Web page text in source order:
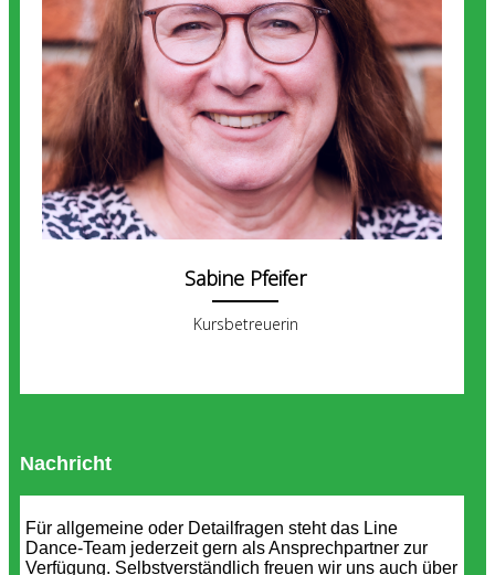
Sabine Pfeifer
Kursbetreuerin
Nachricht
Für allgemeine oder Detailfragen steht das Line
Dance-Team jederzeit gern als Ansprechpartner zur
Verfügung. Selbstverständlich freuen wir uns auch über